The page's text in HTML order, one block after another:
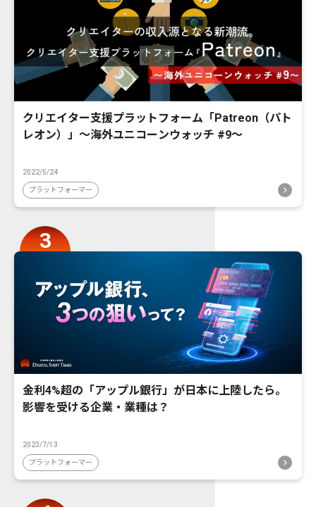
クリエイター支援プラットフォーム「Patreon（パト
レオン）」〜海外ユニコーンウォッチ #9〜
2022/5/24
プラットフォーマー
金利4%超の「アップル銀行」が日本に上陸したら。
影響を受ける企業・業種は？
2023/7/13
プラットフォーマー